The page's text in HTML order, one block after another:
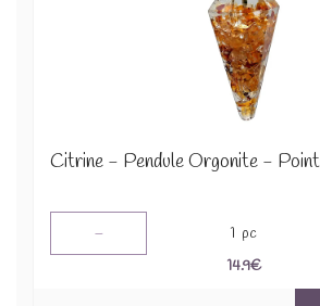
- 1 pc
14.9€